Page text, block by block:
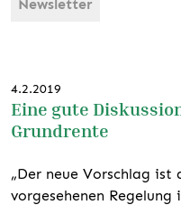
Newsletter
4.2.2019
Eine gute
Grundrente
„Der neue Vorschlag
vorgesehenen